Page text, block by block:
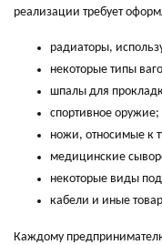
реализации требует
радиаторы,
некоторые типы
шпалы для
спортивное оружие;
ножи, относимые к
медицинские
некоторые виды
кабели и иные
Каждому